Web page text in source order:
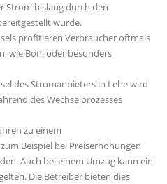
Strom bislang durch den
wurde.
profitieren Verbraucher oftmals
wie Boni oder besonders
des Stromanbieters in Lehe wird
des Wechselprozesses
zu einem
Beispiel bei Preiserhöhungen
Auch bei einem Umzug kann ein
Die Betreiber bieten dies